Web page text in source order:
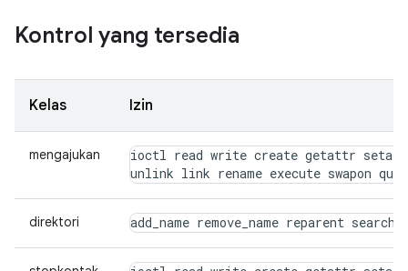
Kontrol yang tersedia
Kelas Izin
mengajukan
ioctl read write create getattr
unlink link rename execute swapon
direktori add_name remove_name reparent